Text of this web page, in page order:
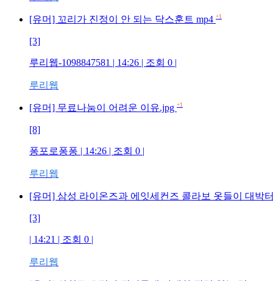
[유머] 꼬리가 진정이 안 되는 닥스훈트 mp4 +1
[3]
루리웹-1098847581 | 14:26 | 조회 0 |
루리웹
[유머] 무료나눔이 어려운 이유.jpg +1
[8]
퐁포로퐁퐁 | 14:26 | 조회 0 |
루리웹
[유머] 삼성 라이온즈과 에잇세컨즈 콜라보 옷들이 대박
[3]
| 14:21 | 조회 0 |
루리웹